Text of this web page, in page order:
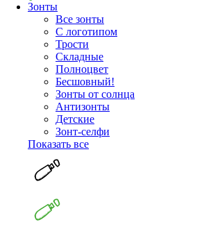
Зонты
Все зонты
С логотипом
Трости
Складные
Полноцвет
Бесшовный!
Зонты от солнца
Антизонты
Детские
Зонт-селфи
Показать все